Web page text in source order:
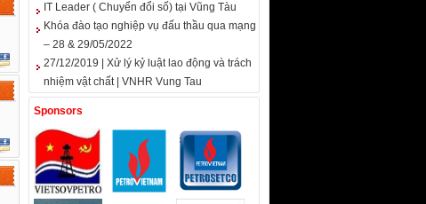
IT Leader ( Chuyển đổi số) tại Vũng Tàu
Khóa đào tạo nghiệp vụ đấu thầu qua mạng
– 28 & 29/05/2022
27/12/2019 | Xử lý kỷ luật lao động và trách
nhiệm vật chất | VNHR Vung Tau
Sponsors